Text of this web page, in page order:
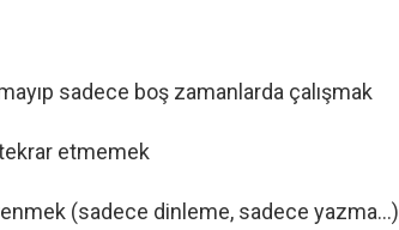
sadece boş zamanlarda çalışmak
etmemek
(sadece dinleme, sadece yazma…)